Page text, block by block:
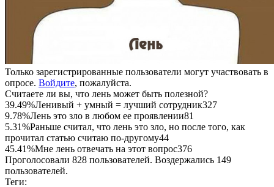
Только зарегистрированные пользователи могут участвовать в
опросе. Войдите, пожалуйста.
Считаете ли вы, что лень может быть полезной?
39.49%Ленивый + умный = лучший сотрудник327
9.78%Лень это зло в любом ее проявлении81
5.31%Раньше считал, что лень это зло, но после того, как
прочитал статью считаю по-другому44
45.41%Мне лень отвечать на этот вопрос376
Проголосовали 828 пользователей. Воздержались 149
пользователей.
Теги: